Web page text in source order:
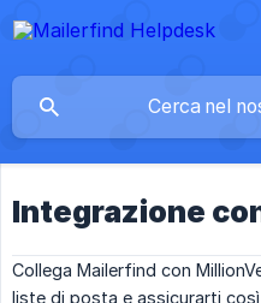
Integrazione
Collega Mailerfind con
liste di posta e assicurarti